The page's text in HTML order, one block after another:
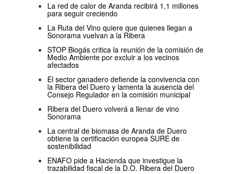
La red de calor de Aranda recibirá 1,1 millones
para seguir creciendo
La Ruta del Vino quiere que quienes llegan a
Sonorama vuelvan a la Ribera
STOP Biogás critica la reunión de la comisión de
Medio Ambiente por excluir a los vecinos
afectados
El sector ganadero defiende la convivencia con
la Ribera del Duero y lamenta la ausencia del
Consejo Regulador en la comisión municipal
Ribera del Duero volverá a llenar de vino
Sonorama
La central de biomasa de Aranda de Duero
obtiene la certificación europea SURE de
sostenibilidad
ENAFO pide a Hacienda que investigue la
trazabilidad fiscal de la D.O. Ribera del Duero